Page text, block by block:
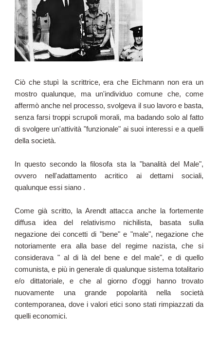
Ciò che stupì la scrittrice, era che Eichmann non era un
mostro qualunque, ma un'individuo comune che, come
affermò anche nel processo, svolgeva il suo lavoro e basta,
senza farsi troppi scrupoli morali, ma badando solo al fatto
di svolgere un'attività "funzionale" ai suoi interessi e a quelli
della società.
In questo secondo la filosofa sta la "banalità del Male",
ovvero nell'adattamento acritico ai dettami sociali,
qualunque essi siano .
Come già scritto, la Arendt attacca anche la fortemente
diffusa idea del relativismo nichilista, basata sulla
negazione dei concetti di "bene" e "male", negazione che
notoriamente era alla base del regime nazista, che si
considerava " al di là del bene e del male", e di quello
comunista, e più in generale di qualunque sistema totalitario
e/o dittatoriale, e che al giorno d'oggi hanno trovato
nuovamente una grande popolarità nella società
contemporanea, dove i valori etici sono stati rimpiazzati da
quelli economici.